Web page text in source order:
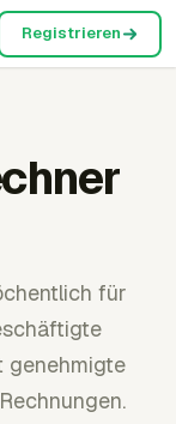
Registrieren
für
genehmigte